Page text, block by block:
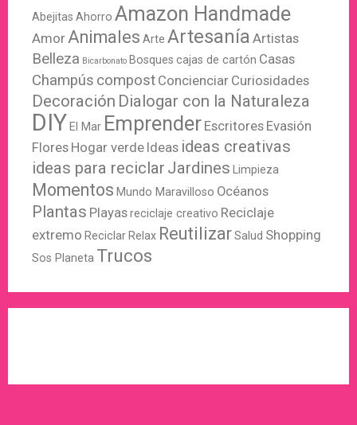
Abejitas Ahorro Amazon Handmade
Amor Animales Arte Artesanía Artistas
Belleza Bicarbonato Bosques cajas de cartón Casas
Champús compost Concienciar Curiosidades
Decoración Dialogar con la Naturaleza
DIY El Mar Emprender Escritores Evasión
Flores Hogar verde Ideas ideas creativas
ideas para reciclar Jardines Limpieza
Momentos Mundo Maravilloso Océanos
Plantas Playasreciclaje creativo Reciclaje
extremo Reciclar Relax ReutilizarSalud Shopping
Sos Planeta Trucos